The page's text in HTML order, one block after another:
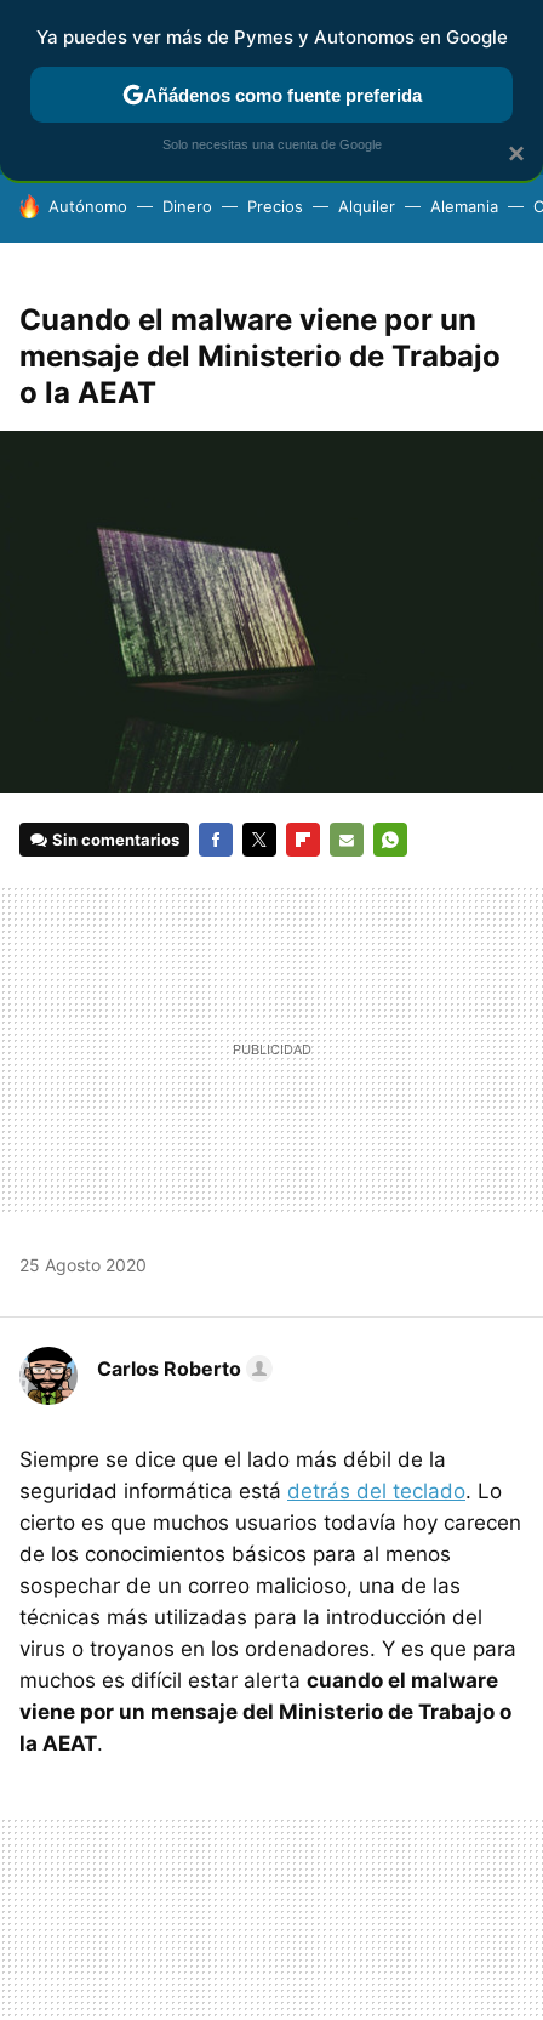
FISCALIDAD Y CONTABILIDAD KIT DIGITAL RENTA
HOY SE HABLA DE
Autónomo Dinero Precios Alquiler Alemania
Cuando el malware viene por un
mensaje del Ministerio de Trabajo
o la AEAT
Sin comentarios
MAIL
25 Agosto 2020
Carlos Roberto
Siempre se dice que el lado más débil de la
seguridad informática está detrás del teclado. Lo
cierto es que muchos usuarios todavía hoy carecen
de los conocimientos básicos para al menos
sospechar de un correo malicioso, una de las
técnicas más utilizadas para la introducción del
virus o troyanos en los ordenadores. Y es que para
muchos es difícil estar alerta cuando el malware
viene por un mensaje del Ministerio de Trabajo o
la AEAT.
×
Ya puedes ver más de Pymes y Autonomos en Google
Añádenos como fuente preferida
Solo necesitas una cuenta de Google